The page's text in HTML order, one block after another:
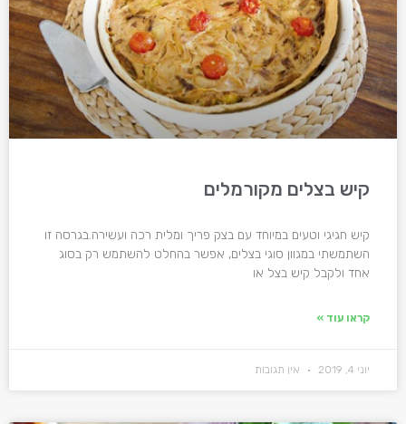
קיש בצלים מקורמלים
קיש חגיגי וטעים במיוחד עם בצק פריך ומלית רכה ועשירה.בגרסה זו
השתמשתי במגוון סוגי בצלים, אפשר בהחלט להשתמש רק בסוג
אחד ולקבל קיש בצל או
קראו עוד »
יוני 4, 2019 אין תגובות